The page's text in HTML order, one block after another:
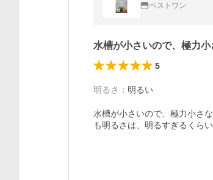
ベストワン
水槽が小さいので、極力
5
明るさ ： 明るい
水槽が小さいので、極力小さ
も明るさは、明るすぎるくら